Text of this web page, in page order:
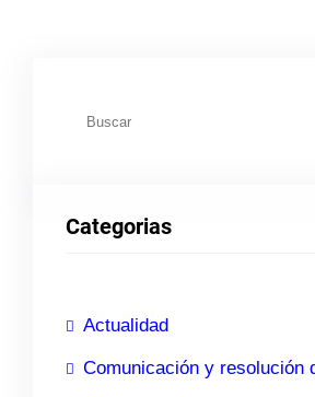
a
Categorias
Actualidad
Comunicación y resolución